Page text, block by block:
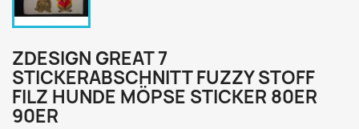
ZDESIGN GREAT 7
STICKERABSCHNITT FUZZY STOFF
FILZ HUNDE MÖPSE STICKER 80ER
90ER